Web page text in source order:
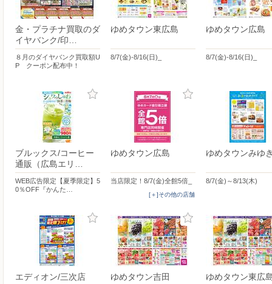
金・プラチナ買取のダ
イヤバンク/印…
８月のダイヤバンク買取額U
P クーポン配布中！
ゆめタウン東広島
8/7(金)-8/16(日)_
ゆめタウン広島
8/7(金)-8/16(日)_
ブルックス/コーヒー
通販（広島エリ…
WEB広告限定【夏季限定】5
0％OFF『かんた…
ゆめタウン広島
当店限定！8/7(金)全館5倍_
[＋]その他の店舗
ゆめタウンみゆ
8/7(金)～8/13(木)
エディオン/三次店 ゆめタウン吉田 ゆめタウン東広